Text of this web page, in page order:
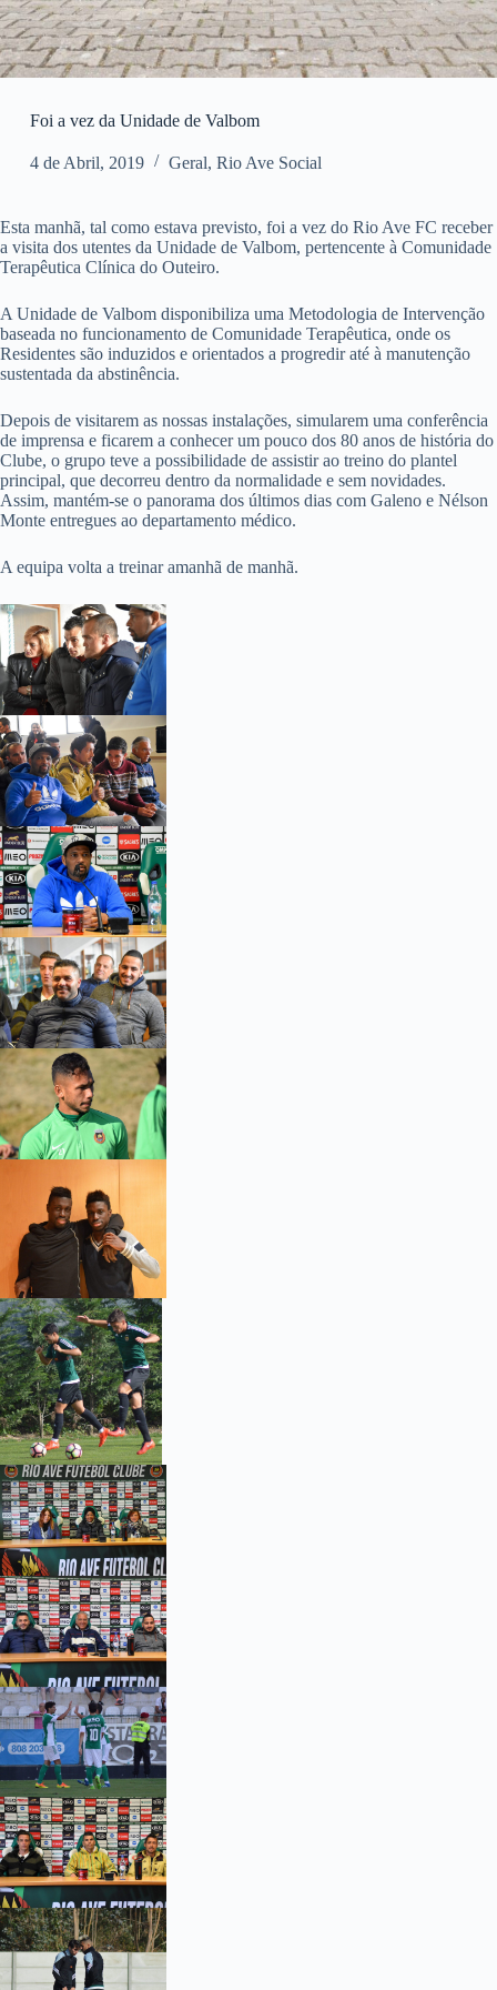
Foi a vez da Unidade de Valbom
4 de Abril, 2019 Geral, Rio Ave Social
Esta manhã, tal como estava previsto, foi a vez do Rio Ave FC receber
a visita dos utentes da Unidade de Valbom, pertencente à Comunidade
Terapêutica Clínica do Outeiro.
A Unidade de Valbom disponibiliza uma Metodologia de Intervenção
baseada no funcionamento de Comunidade Terapêutica, onde os
Residentes são induzidos e orientados a progredir até à manutenção
sustentada da abstinência.
Depois de visitarem as nossas instalações, simularem uma conferência
de imprensa e ficarem a conhecer um pouco dos 80 anos de história do
Clube, o grupo teve a possibilidade de assistir ao treino do plantel
principal, que decorreu dentro da normalidade e sem novidades.
Assim, mantém-se o panorama dos últimos dias com Galeno e Nélson
Monte entregues ao departamento médico.
A equipa volta a treinar amanhã de manhã.